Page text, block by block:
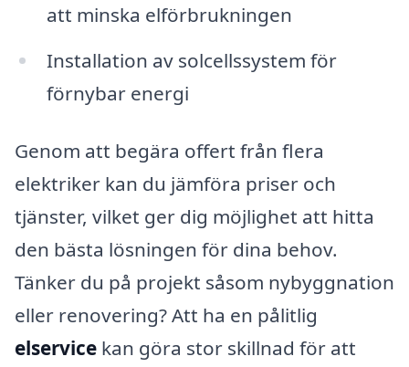
att minska elförbrukningen
Installation av solcellssystem för
förnybar energi
Genom att begära offert från flera
elektriker kan du jämföra priser och
tjänster, vilket ger dig möjlighet att hitta
den bästa lösningen för dina behov.
Tänker du på projekt såsom nybyggnation
eller renovering? Att ha en pålitlig
elservice kan göra stor skillnad för att